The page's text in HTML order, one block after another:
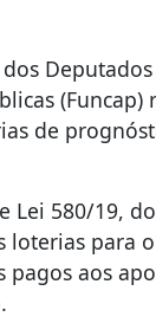
dos
de
580/19,
para
aos